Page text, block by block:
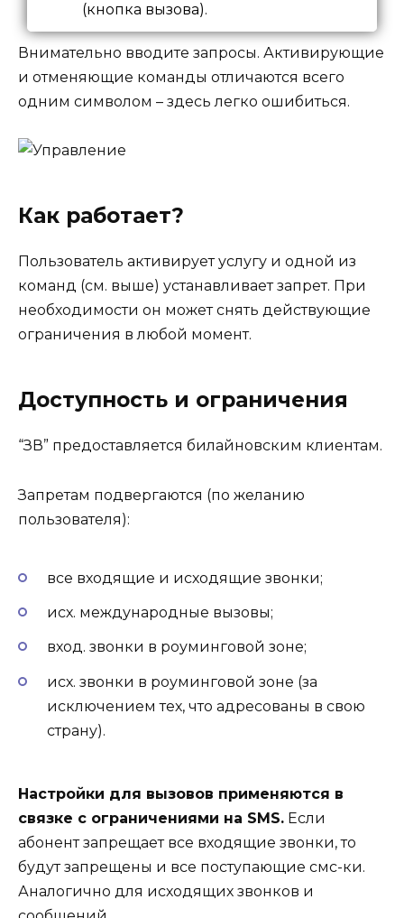
(кнопка вызова).
Внимательно вводите запросы. Активирующие
и отменяющие команды отличаются всего
одним символом – здесь легко ошибиться.
Как работает?
Пользователь активирует услугу и одной из
команд (см. выше) устанавливает запрет. При
необходимости он может снять действующие
ограничения в любой момент.
Доступность и ограничения
“ЗВ” предоставляется билайновским клиентам.
Запретам подвергаются (по желанию
пользователя):
все входящие и исходящие звонки;
исх. международные вызовы;
вход. звонки в роуминговой зоне;
исх. звонки в роуминговой зоне (за
исключением тех, что адресованы в свою
страну).
Настройки для вызовов применяются в
связке с ограничениями на SMS. Если
абонент запрещает все входящие звонки, то
будут запрещены и все поступающие смс-ки.
Аналогично для исходящих звонков и